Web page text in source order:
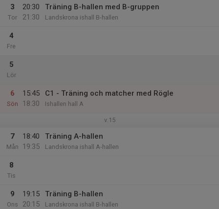
3
Tor
20:30
21:30
Träning B-hallen med B-gruppen
Landskrona ishall B-hallen
4
Fre
5
Lör
6
Sön
15:45
18:30
C1 - Träning och matcher med Rögle
Ishallen hall A
v.15
7
Mån
18:40
19:35
Träning A-hallen
Landskrona ishall A-hallen
8
Tis
9
Ons
19:15
20:15
Träning B-hallen
Landskrona ishall B-hallen